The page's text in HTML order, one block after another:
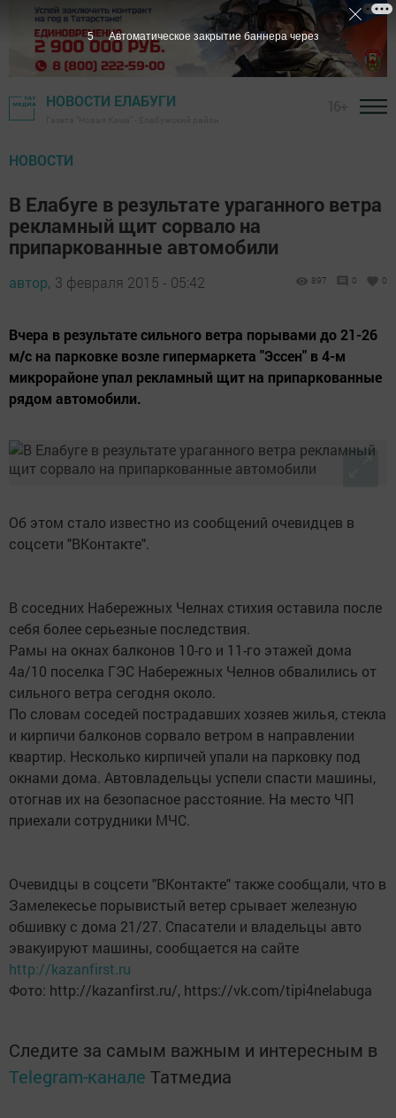
НОВОСТИ ЕЛАБУГИ
НОВОСТИ
В Елабуге в результате ураганного ветра
рекламный щит сорвало на
припаркованные автомобили
автор, 3 февраля 2015 - 05:42 897 0 0
Вчера в результате сильного ветра порывами до 21-26
м/с на парковке возле гипермаркета "Эссен" в 4-м
микрорайоне упал рекламный щит на припаркованные
рядом автомобили.
Об этом стало известно из сообщений очевидцев в
соцсети "ВКонтакте".
В соседних Набережных Челнах стихия оставила после
себя более серьезные последствия.
Рамы на окнах балконов 10-го и 11-го этажей дома
4а/10 поселка ГЭС Набережных Челнов обвалились от
сильного ветра сегодня около.
По словам соседей пострадавших хозяев жилья, стекла
и кирпичи балконов сорвало ветром в направлении
квартир. Несколько кирпичей упали на парковку под
окнами дома. Автовладельцы успели спасти машины,
отогнав их на безопасное расстояние. На место ЧП
приехали сотрудники МЧС.
Очевидцы в соцсети "ВКонтакте" также сообщали, что в
Замелекесье порывистый ветер срывает железную
обшивку с дома 21/27. Спасатели и владельцы авто
эвакуируют машины, сообщается на сайте
http://kazanfirst.ru
Фото: http://kazanfirst.ru/, https://vk.com/tipi4nelabuga
Следите за самым важным и интересным в
Telegram-канале Татмедиа
4 Автоматическое закрытие баннера через